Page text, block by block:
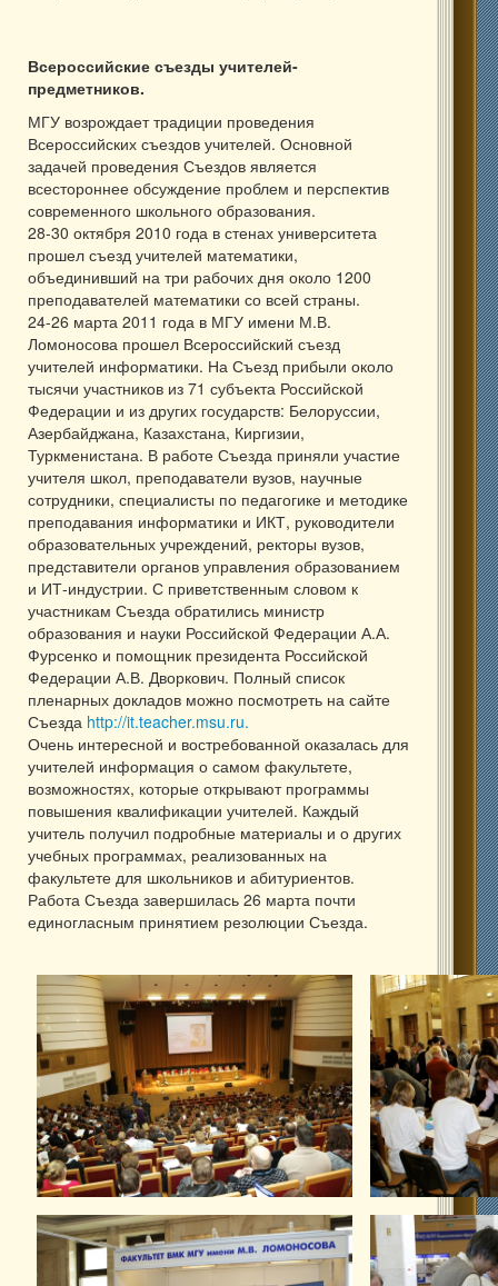
Всероссийские съезды учителей-
предметников.
МГУ возрождает традиции проведения
Всероссийских съездов учителей. Основной
задачей проведения Съездов является
всестороннее обсуждение проблем и перспектив
современного школьного образования.
28-30 октября 2010 года в стенах университета
прошел съезд учителей математики,
объединивший на три рабочих дня около 1200
преподавателей математики со всей страны.
24-26 марта 2011 года в МГУ имени М.В.
Ломоносова прошел Всероссийский съезд
учителей информатики. На Съезд прибыли около
тысячи участников из 71 субъекта Российской
Федерации и из других государств: Белоруссии,
Азербайджана, Казахстана, Киргизии,
Туркменистана. В работе Съезда приняли участие
учителя школ, преподаватели вузов, научные
сотрудники, специалисты по педагогике и методике
преподавания информатики и ИКТ, руководители
образовательных учреждений, ректоры вузов,
представители органов управления образованием
и ИТ-индустрии. С приветственным словом к
участникам Съезда обратились министр
образования и науки Российской Федерации А.А.
Фурсенко и помощник президента Российской
Федерации А.В. Дворкович. Полный список
пленарных докладов можно посмотреть на сайте
Съезда http://it.teacher.msu.ru.
Очень интересной и востребованной оказалась для
учителей информация о самом факультете,
возможностях, которые открывают программы
повышения квалификации учителей. Каждый
учитель получил подробные материалы и о других
учебных программах, реализованных на
факультете для школьников и абитуриентов.
Работа Съезда завершилась 26 марта почти
единогласным принятием резолюции Съезда.